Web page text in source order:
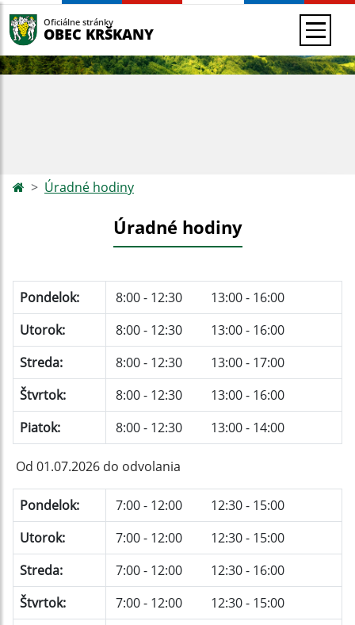
Oficiálne stránky
OBEC KRŠKANY
Úradné hodiny
Úradné hodiny
Pondelok:
8:00 - 12:30 13:00 - 16:00
Utorok:
8:00 - 12:30 13:00 - 16:00
Streda:
8:00 - 12:30 13:00 - 17:00
Štvrtok:
8:00 - 12:30 13:00 - 16:00
Piatok:
8:00 - 12:30 13:00 - 14:00
Od 01.07.2026 do odvolania
Pondelok:
7:00 - 12:00 12:30 - 15:00
Utorok:
7:00 - 12:00 12:30 - 15:00
Streda:
7:00 - 12:00 12:30 - 16:00
Štvrtok:
7:00 - 12:00 12:30 - 15:00